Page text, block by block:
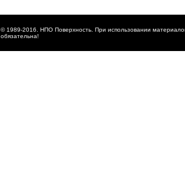
© 1989-2016. НПО Поверхность. При использовании
обязательна!